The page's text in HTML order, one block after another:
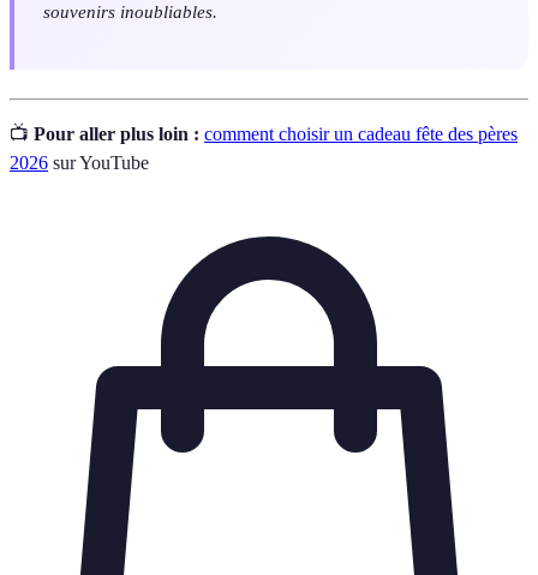
souvenirs inoubliables.
📺 Pour aller plus loin : comment choisir un cadeau fête des pères
2026 sur YouTube